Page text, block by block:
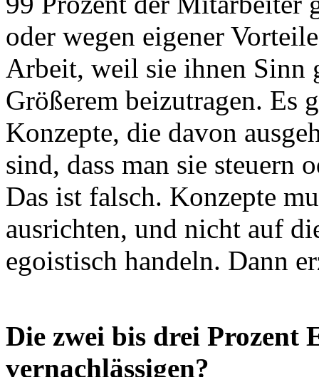
oder wegen eigener
Arbeit, weil sie ihnen Sinn
Größerem beizutragen. Es
Konzepte, die davon
sind, dass man sie steuern
Das ist falsch. Konzepte
ausrichten, und nicht auf
egoistisch handeln. Dann
Die zwei bis drei Prozent
vernachlässigen?